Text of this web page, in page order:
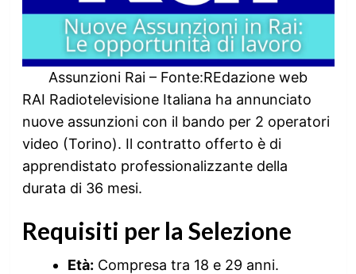
Assunzioni Rai – Fonte:REdazione web
RAI Radiotelevisione Italiana ha annunciato
nuove assunzioni con il bando per 2 operatori
video (Torino). Il contratto offerto è di
apprendistato professionalizzante della
durata di 36 mesi.
Requisiti per la Selezione
Età: Compresa tra 18 e 29 anni.